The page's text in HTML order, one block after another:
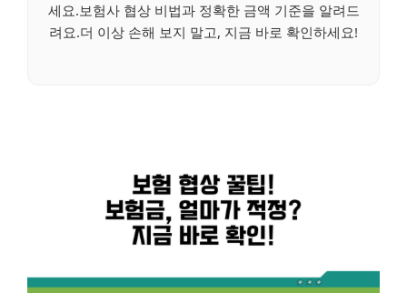
세요.보험사 협상 비법과 정확한 금액 기준을 알려드
려요.더 이상 손해 보지 말고, 지금 바로 확인하세요!